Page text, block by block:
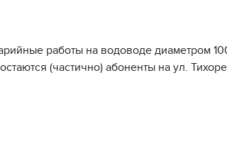
работы на водоводе диаметром
(частично) абоненты на ул.